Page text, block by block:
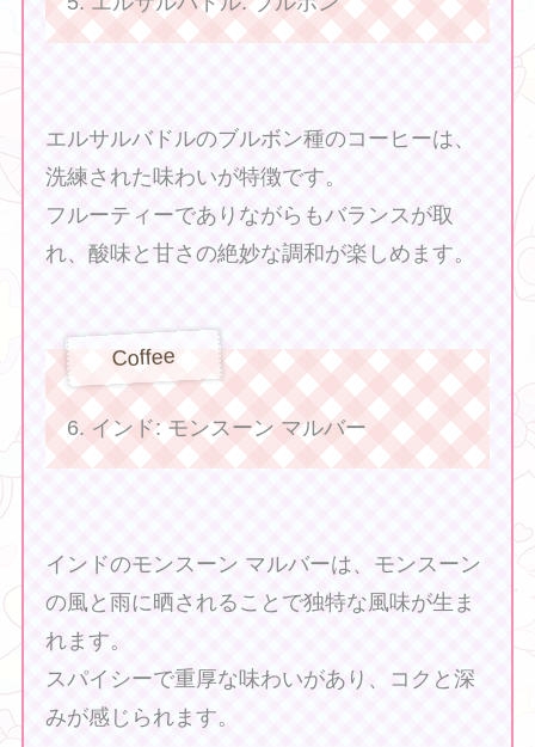
エルサルバドルのブルボン種のコーヒーは、
洗練された味わいが特徴です。
フルーティーでありながらもバランスが取
れ、酸味と甘さの絶妙な調和が楽しめます。
Coffee
6. インド: モンスーン マルバー
インドのモンスーン マルバーは、モンスーン
の風と雨に晒されることで独特な風味が生ま
れます。
スパイシーで重厚な味わいがあり、コクと深
みが感じられます。